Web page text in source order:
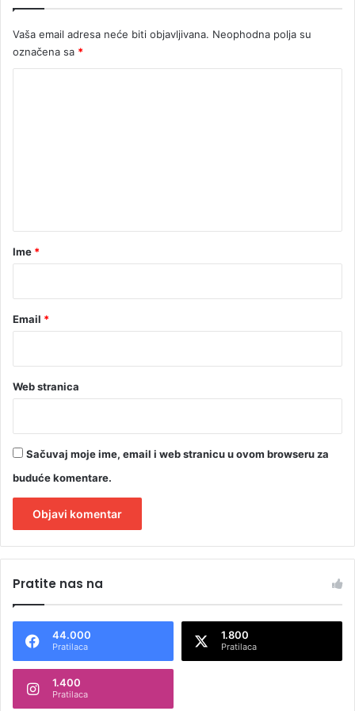
Vaša email adresa neće biti objavljivana. Neophodna polja su
označena sa *
r
Ime *
Email *
Web stranica
Sačuvaj moje ime, email i web stranicu u ovom browseru za
buduće komentare.
t
n
Pratite nas na
44.000
Pratilaca
1.800
Pratilaca
1.400
Pratilaca